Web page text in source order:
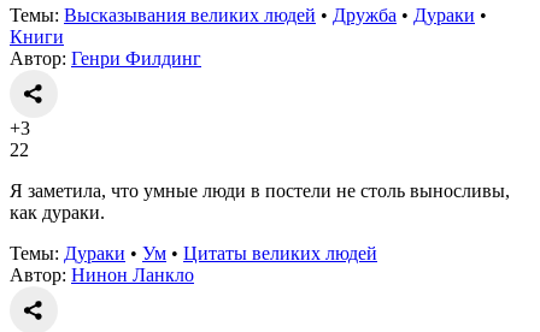
Темы: Высказывания великих людей • Дружба • Дураки •
Книги
Автор: Генри Филдинг
+3
22
Я заметила, что умные люди в постели не столь выносливы,
как дураки.
Темы: Дураки • Ум • Цитаты великих людей
Автор: Нинон Ланкло